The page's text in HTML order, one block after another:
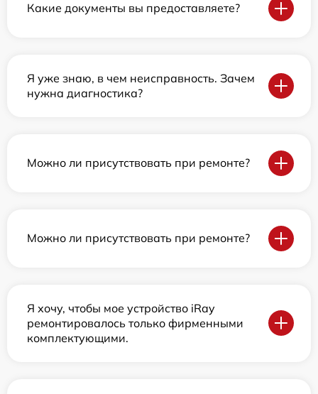
Какие документы вы предоставляете?
Я уже знаю, в чем неисправность. Зачем
нужна диагностика?
Можно ли присутствовать при ремонте?
Можно ли присутствовать при ремонте?
Я хочу, чтобы мое устройство iRay
ремонтировалось только фирменными
комплектующими.